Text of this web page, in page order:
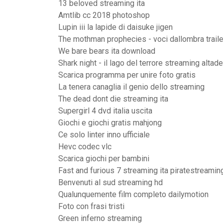
13 beloved streaming ita
Amtlib cc 2018 photoshop
Lupin iii la lapide di daisuke jigen
The mothman prophecies - voci dallombra
We bare bears ita download
Shark night - il lago del terrore streaming
Scarica programma per unire foto gratis
La tenera canaglia il genio dello streaming
The dead dont die streaming ita
Supergirl 4 dvd italia uscita
Giochi e giochi gratis mahjong
Ce solo linter inno ufficiale
Hevc codec vlc
Scarica giochi per bambini
Fast and furious 7 streaming ita
Benvenuti al sud streaming hd
Qualunquemente film completo dailymotion
Foto con frasi tristi
Green inferno streaming